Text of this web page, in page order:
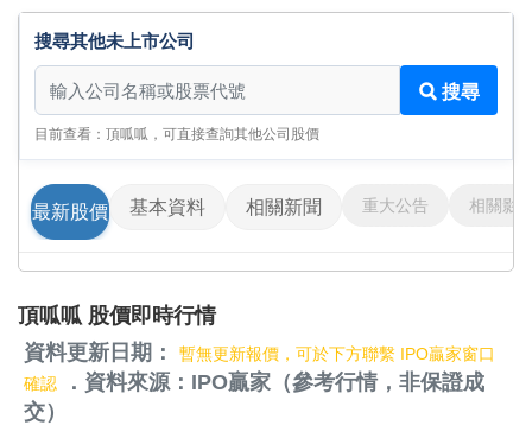
搜尋其他未上市公司
搜尋其他未上市公司
搜尋
目前查看：頂呱呱，可直接查詢其他公司股價
最新股價 基本資料 相關新聞 重大公告 相關影
頂呱呱 股價即時行情
資料更新日期：
暫無更新報價，可於下方聯繫 IPO贏家窗口
確認
．資料來源：IPO贏家（參考行情，非保證成
交）